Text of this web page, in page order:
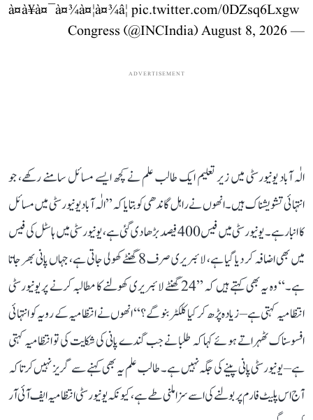
à¤à¥à¤¯à¤¾à¤¦à¤¾â¦ pic.twitter.com/0DZsq6Lxgw
— Congress (@INCIndia)
August 8, 2026
ADVERTISEMENT
الٰہ آباد یونیورسٹی میں زیر تعلیم ایک طالب علم نے کچھ ایسے مسائل سامنے رکھے، جو
انتہائی تشویشناک ہیں۔ انھوں نے راہل گاندھی کو بتایا کہ ’’الٰہ آباد یونیورسٹی میں مسائل
کا انبار ہے۔ یونیورسٹی میں فیس 400 فیصد بڑھا دی گئی ہے، یونیورسٹی میں ہاسٹل کی فیس
میں بھی اضافہ کر دیا گیا ہے، لائبریری صرف 8 گھنٹے کھولی جاتی ہے، جہاں پانی بھر جاتا
ہے۔‘‘ وہ یہ بھی کہتے ہیں کہ ’’24 گھنٹے لائبریری کھولنے کا مطالبہ کرنے پر یونیورسٹی
انتظامیہ کہتی ہے– زیادہ پڑھ کر کیا کلکٹر بنو گے؟‘‘ انھوں نے انتظامیہ کے رویہ کو انتہائی
افسوسناک ٹھہراتے ہوئے کہا کہ طلبا نے جب گندے پانی کی شکایت کی تو انتظامیہ کہتی
ہے– یونیورسٹی پانی پینے کی جگہ نہیں ہے۔ طالب علم یہ بھی کہنے سے گریز نہیں کرتا کہ
آج اس پلیٹ فارم پر بولنے کی اسے سزا ملنی طے ہے، کیونکہ یونیورسٹی انتظامیہ ایف آئی آر